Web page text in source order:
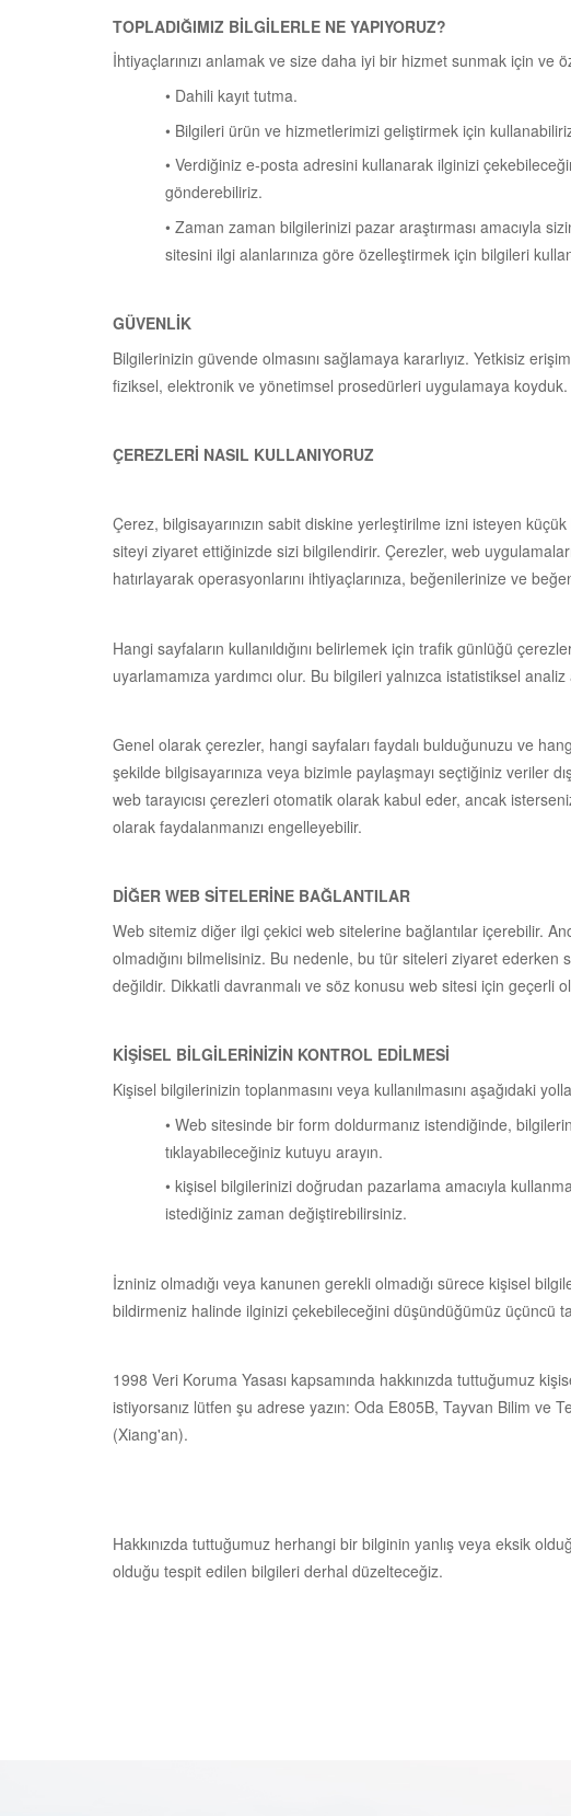
TOPLADIĞIMIZ BİLGİLERLE NE YAPIYORUZ?
İhtiyaçlarınızı anlamak ve size daha iyi bir hizmet sunmak için ve
• Dahili kayıt tutma.
• Bilgileri ürün ve hizmetlerimizi geliştirmek için
• Verdiğiniz e-posta adresini kullanarak ilginizi
gönderebiliriz.
• Zaman zaman bilgilerinizi pazar araştırması amacıyla
sitesini ilgi alanlarınıza göre özelleştirmek için bilgileri
GÜVENLİK
Bilgilerinizin güvende olmasını sağlamaya kararlıyız. Yetkisiz
fiziksel, elektronik ve yönetimsel prosedürleri uygulamaya koyduk.
ÇEREZLERİ NASIL KULLANIYORUZ
Çerez, bilgisayarınızın sabit diskine yerleştirilme izni isteyen
siteyi ziyaret ettiğinizde sizi bilgilendirir. Çerezler, web
hatırlayarak operasyonlarını ihtiyaçlarınıza, beğenilerinize ve
Hangi sayfaların kullanıldığını belirlemek için trafik günlüğü
uyarlamamıza yardımcı olur. Bu bilgileri yalnızca istatistiksel
Genel olarak çerezler, hangi sayfaları faydalı bulduğunuzu ve
şekilde bilgisayarınıza veya bizimle paylaşmayı seçtiğiniz veriler
web tarayıcısı çerezleri otomatik olarak kabul eder, ancak
olarak faydalanmanızı engelleyebilir.
DİĞER WEB SİTELERİNE BAĞLANTILAR
Web sitemiz diğer ilgi çekici web sitelerine bağlantılar içerebilir.
olmadığını bilmelisiniz. Bu nedenle, bu tür siteleri ziyaret
değildir. Dikkatli davranmalı ve söz konusu web sitesi için geçerli
KİŞİSEL BİLGİLERİNİZİN KONTROL EDİLMESİ
Kişisel bilgilerinizin toplanmasını veya kullanılmasını aşağıdaki
• Web sitesinde bir form doldurmanız istendiğinde,
tıklayabileceğiniz kutuyu arayın.
• kişisel bilgilerinizi doğrudan pazarlama amacıyla
istediğiniz zaman değiştirebilirsiniz.
İzniniz olmadığı veya kanunen gerekli olmadığı sürece kişisel
bildirmeniz halinde ilginizi çekebileceğini düşündüğümüz üçüncü
1998 Veri Koruma Yasası kapsamında hakkınızda tuttuğumuz
istiyorsanız lütfen şu adrese yazın:Oda E805B, Tayvan Bilim ve
(Xiang'an).
Hakkınızda tuttuğumuz herhangi bir bilginin yanlış veya eksik
olduğu tespit edilen bilgileri derhal düzelteceğiz.